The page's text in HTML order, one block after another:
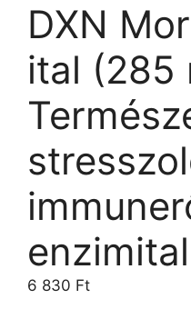
DXN
ital (285
enzimital
6 830 Ft